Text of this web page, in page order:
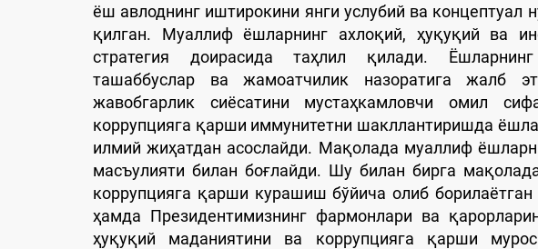
ёш авлоднинг иштирокини янги услубий ва концептуал
қилган. Муаллиф ёшларнинг ахлоқий, ҳуқуқий ва
стратегия доирасида таҳлил қилади.
ташаббуслар ва жамоатчилик назоратига жалб
жавобгарлик сиёсатини мустаҳкамловчи омил
коррупцияга қарши иммунитетни шакллантиришда
илмий жиҳатдан асослайди. Мақолада муаллиф
масъулияти билан боғлайди. Шу билан бирга
коррупцияга қарши курашиш бўйича олиб борилаётган
ҳамда Президентимизнинг фармонлари ва
ҳуқуқий маданиятини ва коррупцияга қарши